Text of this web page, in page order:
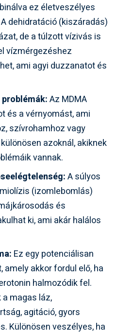
ez életveszélyes
dehidratáció (kiszáradás)
de a túlzott vízivás is
vízmérgezéshez
ami agyi duzzanatot és
Az MDMA
és a vérnyomást, ami
szívrohamhoz vagy
azoknál, akiknek
vannak.
A súlyos
(izomlebomlás)
és
ki, ami akár halálos
Ez egy potenciálisan
akkor fordul elő, ha
halmozódik fel.
magas láz,
agitáció, gyors
Különösen veszélyes, ha